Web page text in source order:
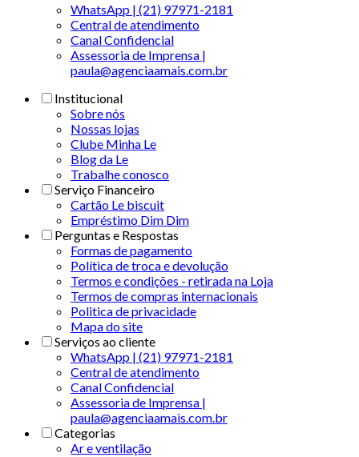
WhatsApp | (21) 97971-2181
Central de atendimento
Canal Confidencial
Assessoria de Imprensa |
paula@agenciaamais.com.br
Institucional
Sobre nós
Nossas lojas
Clube Minha Le
Blog da Le
Trabalhe conosco
Serviço Financeiro
Cartão Le biscuit
Empréstimo Dim Dim
Perguntas e Respostas
Formas de pagamento
Política de troca e devolução
Termos e condições - retirada na Loja
Termos de compras internacionais
Politica de privacidade
Mapa do site
Serviços ao cliente
WhatsApp | (21) 97971-2181
Central de atendimento
Canal Confidencial
Assessoria de Imprensa |
paula@agenciaamais.com.br
Categorias
Ar e ventilação